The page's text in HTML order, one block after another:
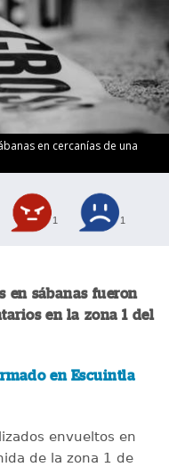
en cercanías de una
1 1
en sábanas fueron
en la zona 1 del
en Escuintla
envueltos en
de la zona 1 de